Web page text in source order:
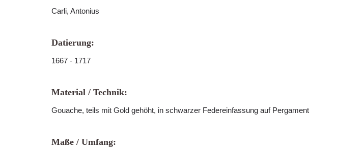
Carli, Antonius
Datierung:
1667 - 1717
Material / Technik:
Gouache, teils mit Gold gehöht, in schwarzer Federeinfassung auf Pergament
Maße / Umfang: